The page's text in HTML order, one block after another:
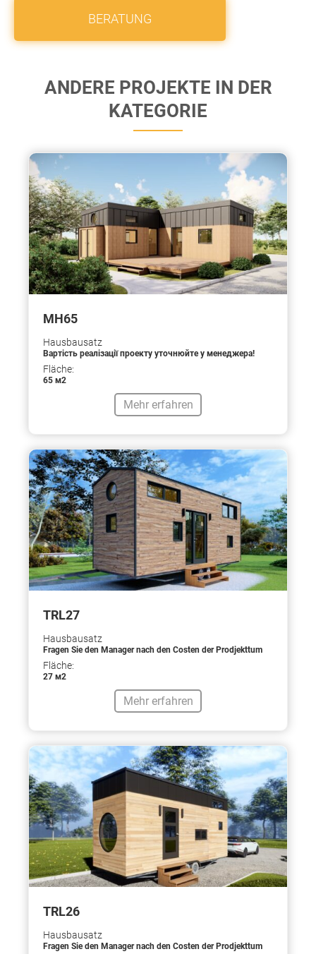
BERATUNG
ANDERE PROJEKTE IN DER
KATEGORIE
МН65
Hausbausatz
Вартість реалізації проекту уточнюйте у менеджера!
Fläche:
65 м2
Mehr erfahren
TRL27
Hausbausatz
Fragen Sie den Manager nach den Costen der Prodjekttum
Fläche:
27 м2
Mehr erfahren
TRL26
Hausbausatz
Fragen Sie den Manager nach den Costen der Prodjekttum